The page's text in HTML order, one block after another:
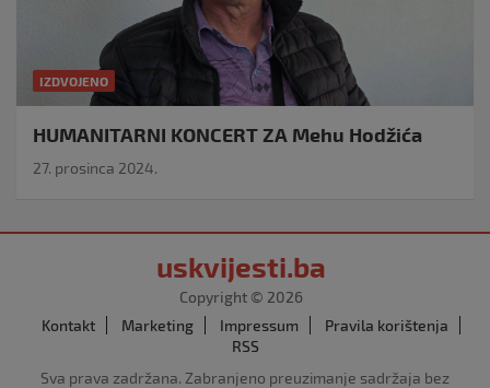
IZDVOJENO
HUMANITARNI KONCERT ZA Mehu Hodžića
27. prosinca 2024.
uskvijesti.ba
Copyright © 2026
Kontakt
Marketing Impressum
Pravila korištenja
RSS
Sva prava zadržana. Zabranjeno preuzimanje sadržaja bez